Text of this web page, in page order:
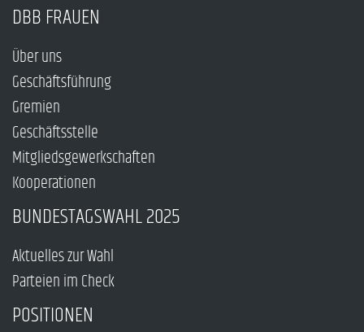
DBB FRAUEN
Über uns
Geschäftsführung
Gremien
Geschäftsstelle
Mitgliedsgewerkschaften
Kooperationen
BUNDESTAGSWAHL 2025
Aktuelles zur Wahl
Parteien im Check
POSITIONEN